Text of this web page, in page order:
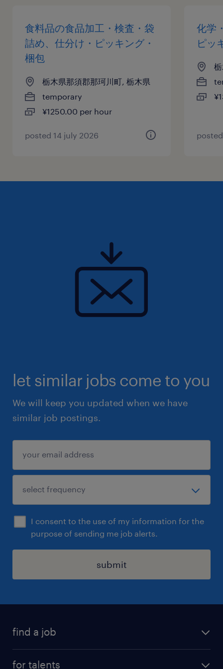
食料品の食品加工・検査・袋
詰め、仕分け・ピッキング・
梱包
栃木県那須郡那珂川町, 栃木県
temporary
¥1250.00 per hour
posted 14 july 2026
化学
ピッ
let similar jobs come to you
We will keep you updated when we have
similar job postings.
I consent to the use of my information for the
purpose of sending me job alerts.
submit
find a job
for talents